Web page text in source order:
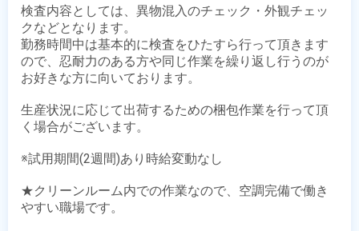
検査内容としては、異物混入のチェック・外観チェッ
クなどとなります。
勤務時間中は基本的に検査をひたすら行って頂きます
ので、忍耐力のある方や同じ作業を繰り返し行うのが
お好きな方に向いております。
生産状況に応じて出荷するための梱包作業を行って頂
く場合がございます。
※試用期間(2週間)あり時給変動なし
★クリーンルーム内での作業なので、空調完備で働き
やすい職場です。